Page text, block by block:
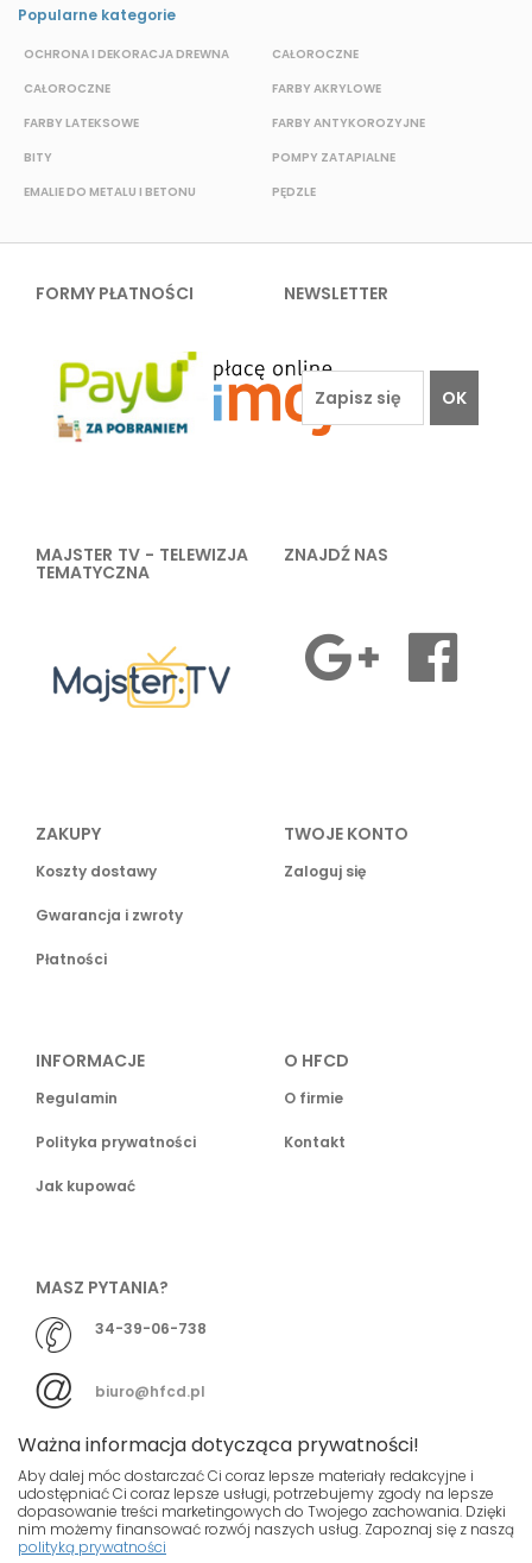
Popularne kategorie
OCHRONA I DEKORACJA DREWNA
CAŁOROCZNE
FARBY LATEKSOWE
BITY
EMALIE DO METALU I BETONU
CAŁOROCZNE
FARBY AKRYLOWE
FARBY ANTYKOROZYJNE
POMPY ZATAPIALNE
PĘDZLE
FORMY PŁATNOŚCI NEWSLETTER
OK
MAJSTER TV - TELEWIZJA
TEMATYCZNA
ZNAJDŹ NAS
ZAKUPY
Koszty dostawy
Gwarancja i zwroty
Płatności
TWOJE KONTO
Zaloguj się
INFORMACJE
Regulamin
Polityka prywatności
Jak kupować
O HFCD
O firmie
Kontakt
MASZ PYTANIA?
34-39-06-738
biuro@hfcd.pl
© HFCD - HF Centrum Dystrybucyjne- Wszelkie prawa
Ważna informacja dotycząca prywatności!
Aby dalej móc dostarczać Ci coraz lepsze materiały redakcyjne i
udostępniać Ci coraz lepsze usługi, potrzebujemy zgody na lepsze
dopasowanie treści marketingowych do Twojego zachowania. Dzięki
nim możemy finansować rozwój naszych usług. Zapoznaj się z naszą
polityką prywatności